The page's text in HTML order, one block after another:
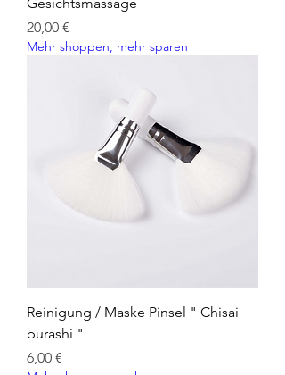
Preis
20,00 €
Mehr shoppen, mehr sparen
Reinigung / Maske Pinsel " Chisai
burashi "
Preis
6,00 €